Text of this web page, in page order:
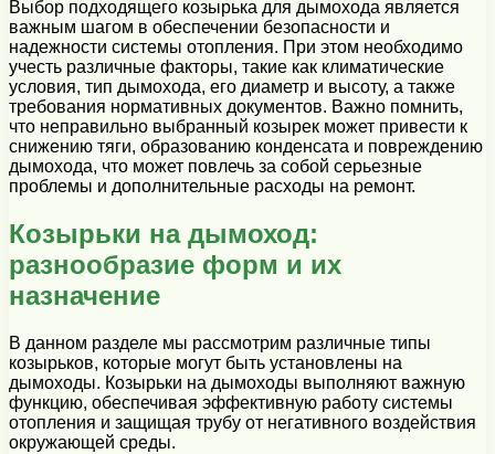
Выбор подходящего козырька для дымохода является
важным шагом в обеспечении безопасности и
надежности системы отопления. При этом необходимо
учесть различные факторы, такие как климатические
условия, тип дымохода, его диаметр и высоту, а также
требования нормативных документов. Важно помнить,
что неправильно выбранный козырек может привести к
снижению тяги, образованию конденсата и повреждению
дымохода, что может повлечь за собой серьезные
проблемы и дополнительные расходы на ремонт.
Козырьки на дымоход:
разнообразие форм и их
назначение
В данном разделе мы рассмотрим различные типы
козырьков, которые могут быть установлены на
дымоходы. Козырьки на дымоходы выполняют важную
функцию, обеспечивая эффективную работу системы
отопления и защищая трубу от негативного воздействия
окружающей среды.